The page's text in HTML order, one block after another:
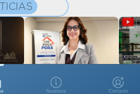
transformar el monto del
alquiler en la cuota de la
y la
Nosotros Contacto